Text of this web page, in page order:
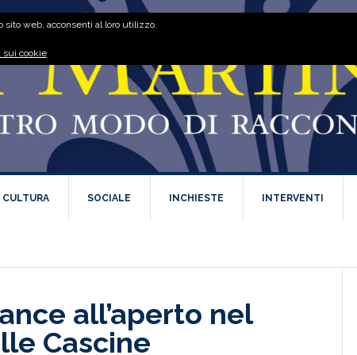
CULTURA SOCIALE INCHIESTE INTERVENTI
all’aperto nel
Cascine
web, acconsenti al loro utilizzo.
sui cookie